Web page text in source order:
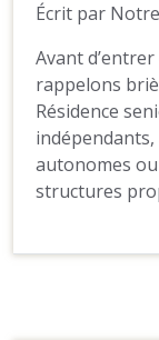
Écrit par
Avant
rappelons
Résidence
autonomes
structures